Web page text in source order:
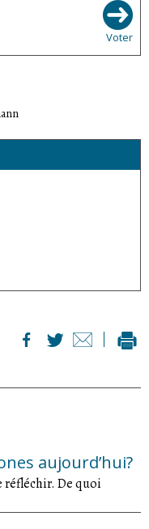
Voter
aujourd’hui?
réfléchir. De quoi